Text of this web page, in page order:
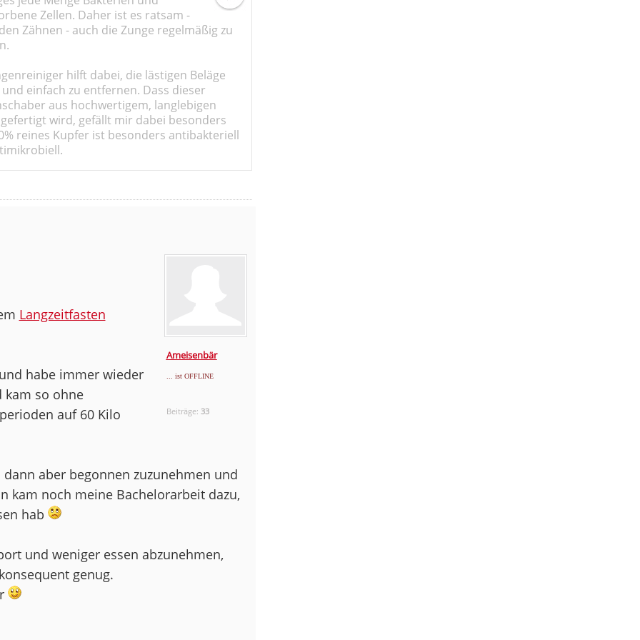
Zellen. Daher ist es ratsam -
Zähnen - auch die Zunge regelmäßig zu
hilft dabei, die lästigen Beläge
einfach zu entfernen. Dass dieser
aus hochwertigem, langlebigen
wird, gefällt mir dabei besonders
reines Kupfer ist besonders antibakteriell
Ameisenbär
... ist OFFLINE
Beiträge: 33
Langzeitfasten
habe immer wieder
kam so ohne
auf 60 Kilo
aber begonnen zuzunehmen und
kam noch meine Bachelorarbeit dazu,
hab
und weniger essen abzunehmen,
genug.